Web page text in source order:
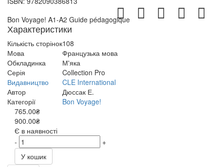
Bon Voyage! A1-A2 Guide pédagogique
Характеристики
Кількість сторінок108
Мова
Французька мова
Обкладинка
М'яка
Серія
Collection Pro
Видавництво
CLE International
Автор
Дюссак Е.
Категорії
Bon Voyage!
765.00₴
900.00₴
Є в наявності
-
+
У кошик